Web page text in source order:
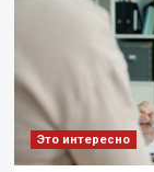
Это интересно